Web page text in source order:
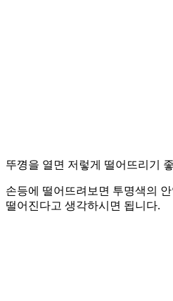
뚜꼉을 열면 저렇게 떨어뜨리기
손등에 떨어뜨려보면 투명색의
떨어진다고 생각하시면 됩니다.